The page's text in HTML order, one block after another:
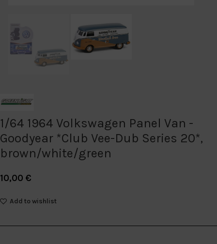
1/64 1964 Volkswagen Panel Van -
Goodyear *Club Vee-Dub Series 20*,
brown/white/green
10,00 €
Add to wishlist